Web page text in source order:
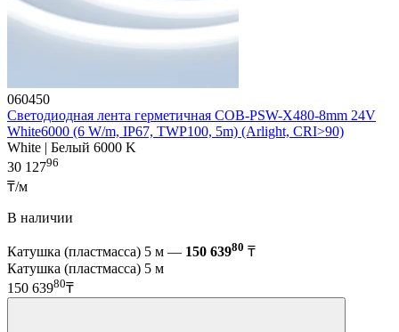
060450
Светодиодная лента герметичная COB-PSW-X480-8mm 24V
White6000 (6 W/m, IP67, TWP100, 5m) (Arlight, CRI>90)
White | Белый 6000 K
30 12796
₸/м
В наличии
Катушка (пластмасса) 5 м — 150 63980 ₸
Катушка (пластмасса) 5 м
150 63980₸